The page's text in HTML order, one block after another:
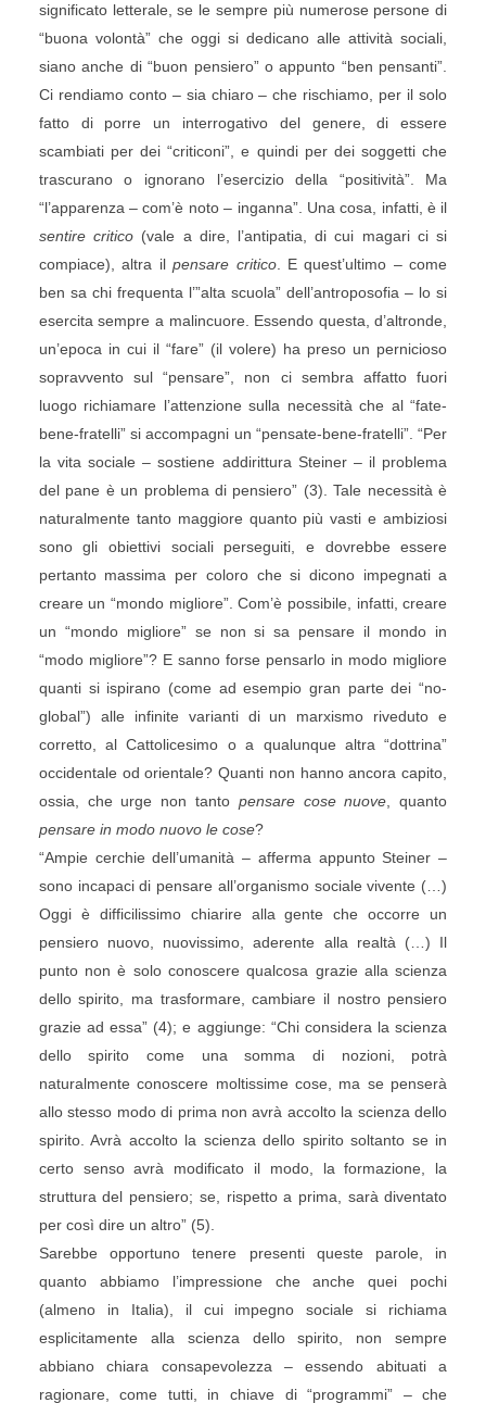
significato letterale, se le sempre più numerose persone di
“buona volontà” che oggi si dedicano alle attività sociali,
siano anche di “buon pensiero” o appunto “ben pensanti”.
Ci rendiamo conto – sia chiaro – che rischiamo, per il solo
fatto di porre un interrogativo del genere, di essere
scambiati per dei “criticoni”, e quindi per dei soggetti che
trascurano o ignorano l’esercizio della “positività”. Ma
“l’apparenza – com’è noto – inganna”. Una cosa, infatti, è il
sentire critico (vale a dire, l’antipatia, di cui magari ci si
compiace), altra ilpensare critico. E quest’ultimo – come
ben sa chi frequenta l’”alta scuola” dell’antroposofia – lo si
esercita sempre a malincuore. Essendo questa, d’altronde,
un’epoca in cui il “fare” (il volere) ha preso un pernicioso
sopravvento sul “pensare”, non ci sembra affatto fuori
luogo richiamare l’attenzione sulla necessità che al “fate-
bene-fratelli” si accompagni un “pensate-bene-fratelli”. “Per
la vita sociale – sostiene addirittura Steiner – il problema
del pane è un problema di pensiero” (3). Tale necessità è
naturalmente tanto maggiore quanto più vasti e ambiziosi
sono gli obiettivi sociali perseguiti, e dovrebbe essere
pertanto massima per coloro che si dicono impegnati a
creare un “mondo migliore”. Com’è possibile, infatti, creare
un “mondo migliore” se non si sa pensare il mondo in
“modo migliore”? E sanno forse pensarlo in modo migliore
quanti si ispirano (come ad esempio gran parte dei “no-
global”) alle infinite varianti di un marxismo riveduto e
corretto, al Cattolicesimo o a qualunque altra “dottrina”
occidentale od orientale? Quanti non hanno ancora capito,
ossia, che urge non tanto pensare cose nuove , quanto
pensare in modo nuovo le cose?
“Ampie cerchie dell’umanità – afferma appunto Steiner –
sono incapaci di pensare all’organismo sociale vivente (…)
Oggi è difficilissimo chiarire alla gente che occorre un
pensiero nuovo, nuovissimo, aderente alla realtà (…) Il
punto non è solo conoscere qualcosa grazie alla scienza
dello spirito, ma trasformare, cambiare il nostro pensiero
grazie ad essa” (4); e aggiunge: “Chi considera la scienza
dello spirito come una somma di nozioni, potrà
naturalmente conoscere moltissime cose, ma se penserà
allo stesso modo di prima non avrà accolto la scienza dello
spirito. Avrà accolto la scienza dello spirito soltanto se in
certo senso avrà modificato il modo, la formazione, la
struttura del pensiero; se, rispetto a prima, sarà diventato
per così dire un altro” (5).
Sarebbe opportuno tenere presenti queste parole, in
quanto abbiamo l’impressione che anche quei pochi
(almeno in Italia), il cui impegno sociale si richiama
esplicitamente alla scienza dello spirito, non sempre
abbiano chiara consapevolezza – essendo abituati a
ragionare, come tutti, in chiave di “programmi” – che